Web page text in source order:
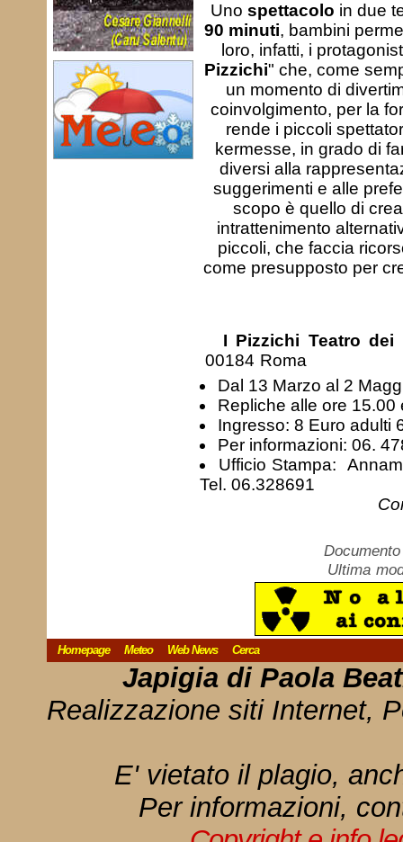
Uno spettacolo in due
90 minuti, bambini
loro, infatti, i
Pizzichi" che, come
un momento di
coinvolgimento, per la
rende i piccoli
kermesse, in grado di
diversi alla
suggerimenti e alle
scopo è quello di
intrattenimento
piccoli, che faccia
come presupposto per
I Pizzichi Teatro
00184 Roma
Dal 13 Marzo al 2
Repliche alle ore 15.00
Ingresso: 8 Euro adulti
Per informazioni: 06.
Ufficio Stampa:
Tel. 06.328691
Ultima
Homepage Meteo Web News Cerca
Japigia di Paola
Realizzazione siti Internet,
E' vietato il plagio,
Per informazioni,